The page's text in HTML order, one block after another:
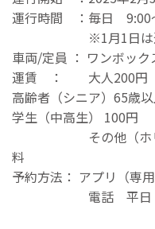
運行時間 ：毎日 9:00
※1月1日は
車両/定員 ： ワンボック
運賃 ： 大人200
高齢者（シニア）65歳
学生（中高生） 100円
その他（ホリデ
料
予約方法： アプリ（専
電話 平日